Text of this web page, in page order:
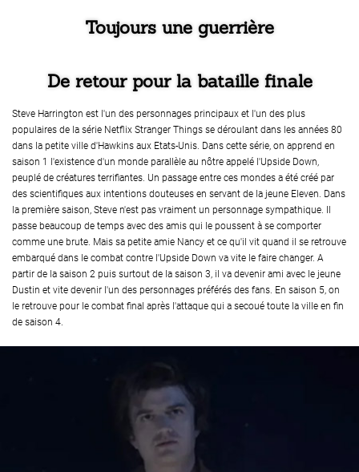
Toujours une guerrière
De retour pour la bataille finale
Steve Harrington est l'un des personnages principaux et l'un des plus
populaires de la série Netflix Stranger Things se déroulant dans les années 80
dans la petite ville d'Hawkins aux Etats-Unis. Dans cette série, on apprend en
saison 1 l'existence d'un monde parallèle au nôtre appelé l'Upside Down,
peuplé de créatures terrifiantes. Un passage entre ces mondes a été créé par
des scientifiques aux intentions douteuses en servant de la jeune Eleven. Dans
la première saison, Steve n'est pas vraiment un personnage sympathique. Il
passe beaucoup de temps avec des amis qui le poussent à se comporter
comme une brute. Mais sa petite amie Nancy et ce qu'il vit quand il se retrouve
embarqué dans le combat contre l'Upside Down va vite le faire changer. A
partir de la saison 2 puis surtout de la saison 3, il va devenir ami avec le jeune
Dustin et vite devenir l'un des personnages préférés des fans. En saison 5, on
le retrouve pour le combat final après l'attaque qui a secoué toute la ville en fin
de saison 4.